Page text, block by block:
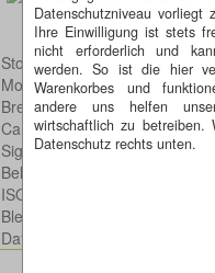
Datenschutzniveau
Ihre Einwilligung ist stets
nicht erforderlich und
werden. So ist die hier
Warenkorbes und
andere uns helfen
wirtschaftlich zu
Datenschutz rechts unten.
Stockente
Model: Canon EOS 600D
Brennweite: 420mm
Canon EF 300mm 1:4,0 L IS
Sigma 1,4 X EX APO DG C-AF
Belichtungsdauer : 1/200
ISO: 100
Blende: f/5.6
Datum: 2012:03:27 13:59:23